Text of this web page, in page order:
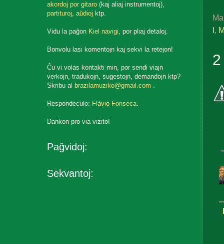
I,
akordoj por gitaro (kaj aliaj instrumentoj),
partituroj,aŭdioj ktp.
Vidu la paĝon Kiel navigi, por pliaj detaloj.
Bonvolu lasi komentojn kaj sekvi la retejon!
Ĉu vi volas kontakti min, por sendi viajn
verkojn, tradukojn, sugestojn, demandojn ktp?
Skribu al brazilamuziko@gmail.com .
Respondeculo: Flávio Fonseca.
Dankon pro via vizito!
Paĝvidoj:
Sekvantoj: